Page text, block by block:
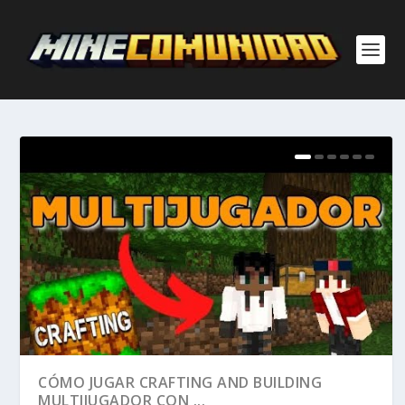
CÓMO JUGAR CRAFTING AND BUILDING
MULTIJUGADOR CON ...